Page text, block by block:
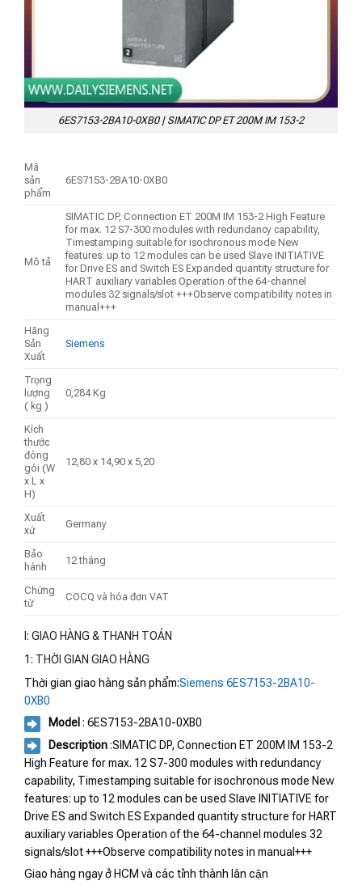
6ES7153-2BA10-0XB0 | SIMATIC DP ET 200M IM 153-2
Mã
sản
phẩm
6ES7153-2BA10-0XB0
Mô tả
SIMATIC DP, Connection ET 200M IM 153-2 High Feature
for max. 12 S7-300 modules with redundancy capability,
Timestamping suitable for isochronous mode New
features: up to 12 modules can be used Slave INITIATIVE
for Drive ES and Switch ES Expanded quantity structure for
HART auxiliary variables Operation of the 64-channel
modules 32 signals/slot +++Observe compatibility notes in
manual+++
Hãng
Sản
Xuất
Siemens
Trọng
lượng
( kg )
0,284 Kg
Kích
thước
đóng
gói (W
x L x
H)
12,80 x 14,90 x 5,20
Xuất
xứ
Germany
Bảo
hành
12 tháng
Chứng
từ
COCQ và hóa đơn VAT
I: GIAO HÀNG & THANH TOÁN
1: THỜI GIAN GIAO HÀNG
Thời gian giao hàng sản phẩm:Siemens 6ES7153-2BA10-
0XB0
Model : 6ES7153-2BA10-0XB0
Description:SIMATIC DP, Connection ET 200M IM 153-2
High Feature for max. 12 S7-300 modules with redundancy
capability, Timestamping suitable for isochronous mode New
features: up to 12 modules can be used Slave INITIATIVE for
Drive ES and Switch ES Expanded quantity structure for HART
auxiliary variables Operation of the 64-channel modules 32
signals/slot +++Observe compatibility notes in manual+++
Giao hàng ngay ở HCM và các tỉnh thành lân cận